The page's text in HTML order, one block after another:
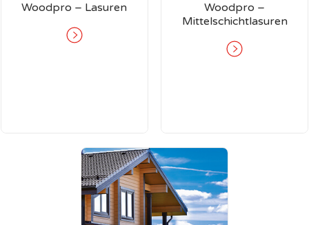
Woodpro – Lasuren
Woodpro –
Mittelschichtlasuren